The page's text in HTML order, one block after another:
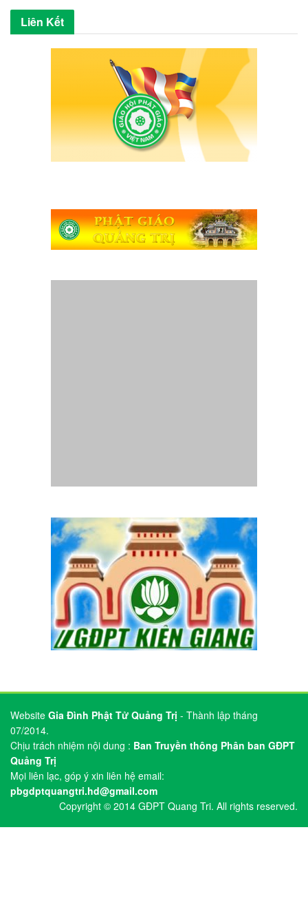
Liên Kết
Chịu trách nhiệm nội dung :Ban Truyền thông Phân ban GĐPT
Mọi liên lạc, góp ý xin liên hệ email:
pbgdptquangtri.hd@gmail.com
Copyright © 2014 GĐPT Quang Tri. All rights reserved.